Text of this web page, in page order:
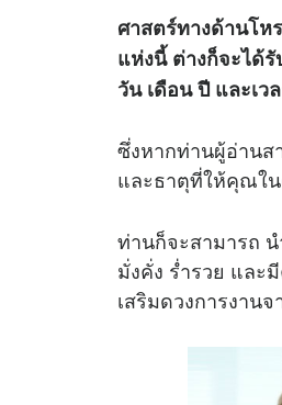
ศาสตร์ทางด้านโ
แห่งนี้ ต่างก็จะได้
วัน เดือน ปี และเ
ซึ่งหากท่านผู้อ่าน
และธาตุที่ให้คุณใน
ท่านก็จะสามารถ
มั่งคั่ง ร่ำรวย และ
เสริมดวงการงาน